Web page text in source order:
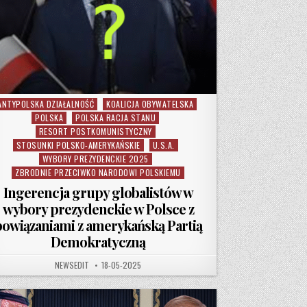
in DZIAŁALNOŚĆ
KOALICJA OBYWATELSKA
POLSKA
POLSKA RACJA STANU
RESORT POSTKOMUNISTYCZNY
STOSUNKI POLSKO-AMERYKAŃSKIE
U.S.A.
WYBORY PREZYDENCKIE 2025
ZBRODNIE PRZECIWKO NARODOWI POLSKIEMU
Ingerencja grupy globalistów w
wybory prezydenckie w Polsce z
z amerykańską Partią
Demokratyczną
AUTHOR:
NEWSEDIT PUBLISHED DATE:
18-05-2025